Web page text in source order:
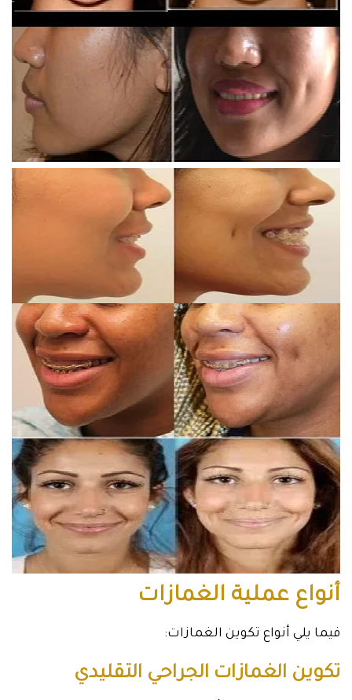
أنواع عملية الغمازات
فيما يلي أنواع تكوين الغمازات:
تكوين الغمازات الجراحي التقليدي